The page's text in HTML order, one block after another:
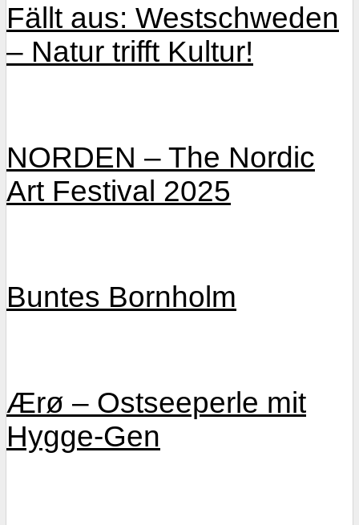
Fällt aus: Westschweden
– Natur trifft Kultur!
NORDEN – The Nordic
Art Festival 2025
Buntes Bornholm
Ærø ‒ Ostseeperle mit
Hygge-Gen